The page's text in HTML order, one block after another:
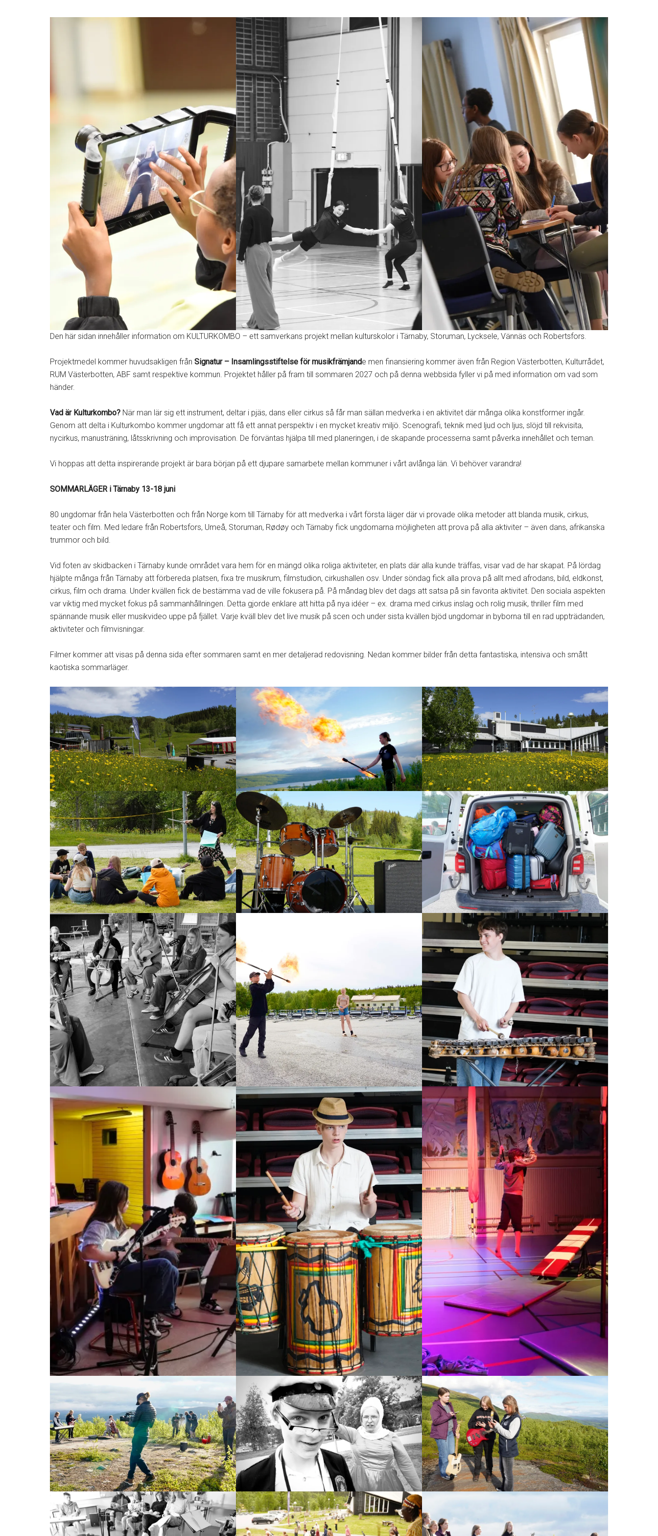
Den här sidan innehåller information om KULTURKOMBO – ett samverkans projekt mellan kulturskolor i Tärnaby, Storuman, Lycksele, Vännäs och Robertsfors.
Projektmedel kommer huvudsakligen från Signatur – Insamlingsstiftelse för musikfrämjande men finansiering kommer även från Region Västerbotten, Kulturrådet,
RUM Västerbotten, ABF samt respektive kommun. Projektet håller på fram till sommaren 2027 och på denna webbsida fyller vi på med information om vad som
händer.
Vad är Kulturkombo? När man lär sig ett instrument, deltar i pjäs, dans eller cirkus så får man sällan medverka i en aktivitet där många olika konstformer ingår.
Genom att delta i Kulturkombo kommer ungdomar att få ett annat perspektiv i en mycket kreativ miljö. Scenografi, teknik med ljud och ljus, slöjd till rekvisita,
nycirkus, manusträning, låtsskrivning och improvisation. De förväntas hjälpa till med planeringen, i de skapande processerna samt påverka innehållet och teman.
Vi hoppas att detta inspirerande projekt är bara början på ett djupare samarbete mellan kommuner i vårt avlånga län. Vi behöver varandra!
SOMMARLÄGER i Tärnaby 13-18 juni
80 ungdomar från hela Västerbotten och från Norge kom till Tärnaby för att medverka i vårt första läger där vi provade olika metoder att blanda musik, cirkus,
teater och film. Med ledare från Robertsfors, Umeå, Storuman, Rødøy och Tärnaby fick ungdomarna möjligheten att prova på alla aktiviter – även dans, afrikanska
trummor och bild.
Vid foten av skidbacken i Tärnaby kunde området vara hem för en mängd olika roliga aktiviteter, en plats där alla kunde träffas, visar vad de har skapat. På lördag
hjälpte många från Tärnaby att förbereda platsen, fixa tre musikrum, filmstudion, cirkushallen osv. Under söndag fick alla prova på allt med afrodans, bild, eldkonst,
cirkus, film och drama. Under kvällen fick de bestämma vad de ville fokusera på. På måndag blev det dags att satsa på sin favorita aktivitet. Den sociala aspekten
var viktig med mycket fokus på sammanhållningen. Detta gjorde enklare att hitta på nya idéer – ex. drama med cirkus inslag och rolig musik, thriller film med
spännande musik eller musikvideo uppe på fjället. Varje kväll blev det live musik på scen och under sista kvällen bjöd ungdomar in byborna till en rad uppträdanden,
aktiviteter och filmvisningar.
Filmer kommer att visas på denna sida efter sommaren samt en mer detaljerad redovisning. Nedan kommer bilder från detta fantastiska, intensiva och smått
kaotiska sommarläger.